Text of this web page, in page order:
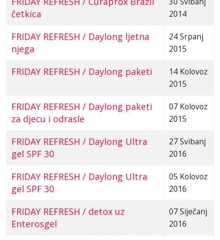
četkica
2014
FRIDAY REFRESH / Daylong ljetna
njega
24 Srpanj
2015
FRIDAY REFRESH / Daylong paketi
14 Kolovoz
2015
FRIDAY REFRESH / Daylong paketi
za djecu i odrasle
07 Kolovoz
2015
FRIDAY REFRESH / Daylong Ultra
gel SPF 30
27 Svibanj
2016
FRIDAY REFRESH / Daylong Ultra
gel SPF 30
05 Kolovoz
2016
FRIDAY REFRESH / detox uz
Enterosgel
07 Siječanj
2016